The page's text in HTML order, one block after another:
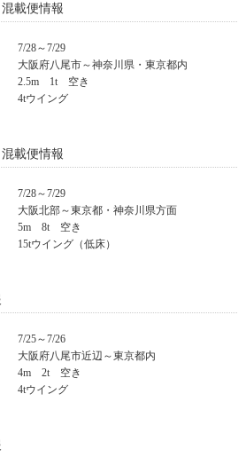
載便情報
7/28～7/29
大阪府八尾市～神奈川県・東京都内
2.5m 1t 空き
4tウイング
載便情報
7/28～7/29
大阪北部～東京都・神奈川県方面
5m 8t 空き
15tウイング（低床）
7/25～7/26
大阪府八尾市近辺～東京都内
4m 2t 空き
4tウイング